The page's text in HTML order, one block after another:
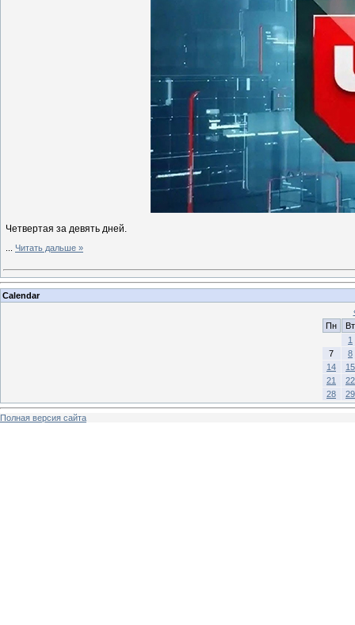
Четвертая за девять дней.
Читать дальше »
Calendar
Пн
Вт
1
7
8
14
15
21
22
28
29
Полная версия сайта